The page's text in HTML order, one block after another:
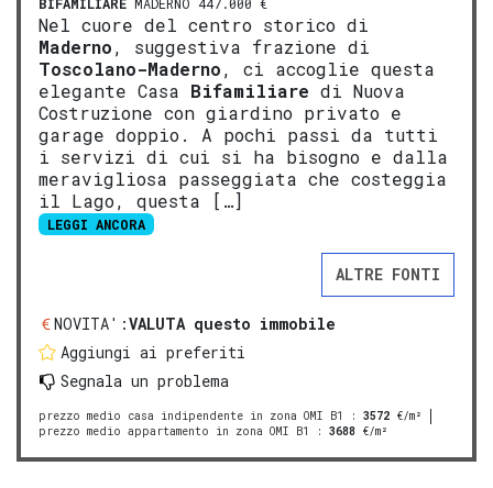
Nel cuore del centro storico di
Maderno, suggestiva frazione di
Toscolano-Maderno, ci accoglie questa
elegante Casa Bifamiliare di Nuova
Costruzione con giardino privato e
garage doppio. A pochi passi da tutti
i servizi di cui si ha bisogno e dalla
meravigliosa passeggiata che costeggia
il Lago, questa […]
LEGGI ANCORA
ALTRE FONTI
NOVITA':VALUTA questo immobile
Aggiungi ai preferiti
Segnala un problema
prezzo medio casa indipendente in zona OMI B1 : 3572 €/m²
prezzo medio appartamento in zona OMI B1
: 3688 €/m²